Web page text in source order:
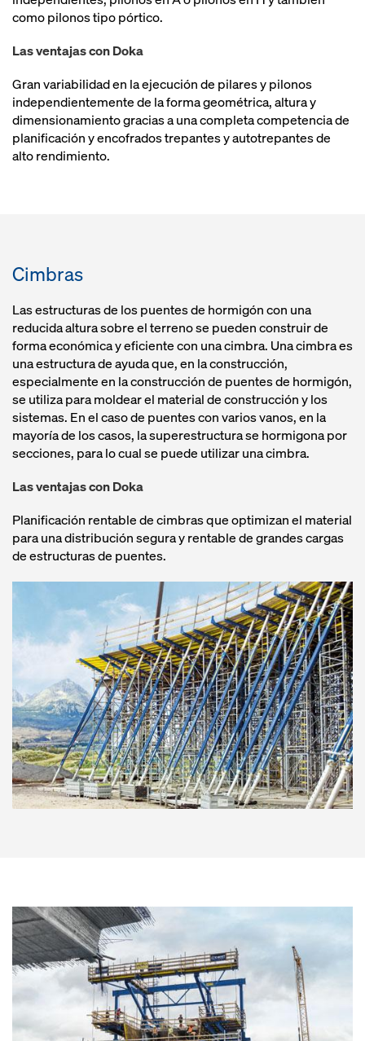
como pilonos tipo pórtico.
Las ventajas con Doka
Gran variabilidad en la ejecución de pilares y pilonos
independientemente de la forma geométrica, altura y
dimensionamiento gracias a una completa competencia de
planificación y encofrados trepantes y autotrepantes de
alto rendimiento.
Cimbras
Las estructuras de los puentes de hormigón con una
reducida altura sobre el terreno se pueden construir de
forma económica y eficiente con una cimbra. Una cimbra es
una estructura de ayuda que, en la construcción,
especialmente en la construcción de puentes de hormigón,
se utiliza para moldear el material de construcción y los
sistemas. En el caso de puentes con varios vanos, en la
mayoría de los casos, la superestructura se hormigona por
secciones, para lo cual se puede utilizar una cimbra.
Las ventajas con Doka
Planificación rentable de cimbras que optimizan el material
para una distribución segura y rentable de grandes cargas
de estructuras de puentes.